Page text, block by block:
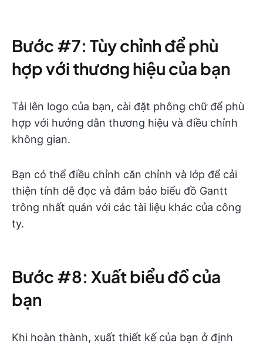
Bước #7: Tùy chỉnh để phù
hợp với thương hiệu của bạn
Tải lên logo của bạn, cài đặt phông chữ để phù
hợp với hướng dẫn thương hiệu và điều chỉnh
không gian.
Bạn có thể điều chỉnh căn chỉnh và lớp để cải
thiện tính dễ đọc và đảm bảo biểu đồ Gantt
trông nhất quán với các tài liệu khác của công
ty.
Bước #8: Xuất biểu đồ của
bạn
Khi hoàn thành, xuất thiết kế của bạn ở định